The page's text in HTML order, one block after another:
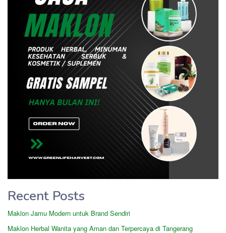
Recent Posts
Maklon Jamu Modern untuk Brand Sendiri
Maklon Herbal Wanita yang Aman dan Terpercaya di Tangerang